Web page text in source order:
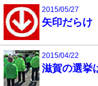
2015/05/27
矢印だらけ
2015/04/22
滋賀の選挙